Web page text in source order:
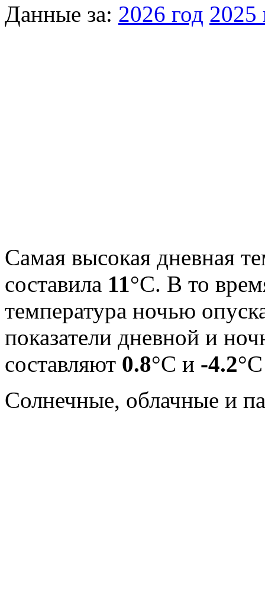
Данные за: 2026 год 2025
Самая высокая дневная
составила 11°С. В то
температура ночью
показатели дневной и
составляют 0.8°С и -4.2
Cолнечные, облачные и